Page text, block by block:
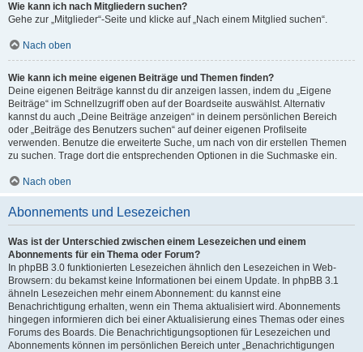
Wie kann ich nach Mitgliedern suchen?
Gehe zur „Mitglieder“-Seite und klicke auf „Nach einem Mitglied suchen“.
Nach oben
Wie kann ich meine eigenen Beiträge und Themen finden?
Deine eigenen Beiträge kannst du dir anzeigen lassen, indem du „Eigene
Beiträge“ im Schnellzugriff oben auf der Boardseite auswählst. Alternativ
kannst du auch „Deine Beiträge anzeigen“ in deinem persönlichen Bereich
oder „Beiträge des Benutzers suchen“ auf deiner eigenen Profilseite
verwenden. Benutze die erweiterte Suche, um nach von dir erstellen Themen
zu suchen. Trage dort die entsprechenden Optionen in die Suchmaske ein.
Nach oben
Abonnements und Lesezeichen
Was ist der Unterschied zwischen einem Lesezeichen und einem
Abonnements für ein Thema oder Forum?
In phpBB 3.0 funktionierten Lesezeichen ähnlich den Lesezeichen in Web-
Browsern: du bekamst keine Informationen bei einem Update. In phpBB 3.1
ähneln Lesezeichen mehr einem Abonnement: du kannst eine
Benachrichtigung erhalten, wenn ein Thema aktualisiert wird. Abonnements
hingegen informieren dich bei einer Aktualisierung eines Themas oder eines
Forums des Boards. Die Benachrichtigungsoptionen für Lesezeichen und
Abonnements können im persönlichen Bereich unter „Benachrichtigungen